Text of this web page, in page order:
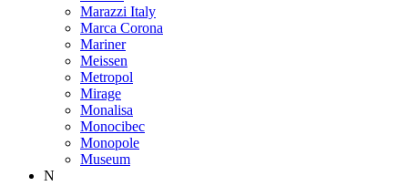
Marazzi Italy
Marca Corona
Mariner
Meissen
Metropol
Mirage
Monalisa
Monocibec
Monopole
Museum
N